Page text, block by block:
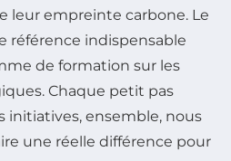
leur empreinte carbone. Le
référence indispensable
de formation sur les
Chaque petit pas
initiatives, ensemble, nous
une réelle différence pour